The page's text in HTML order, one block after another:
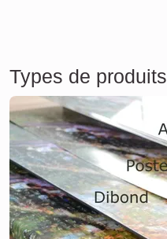
Types de produits